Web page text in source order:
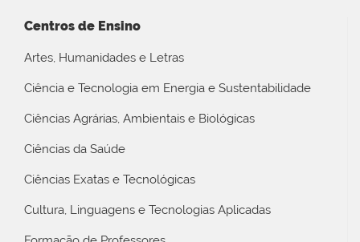
Centros de Ensino
Artes, Humanidades e Letras
Ciência e Tecnologia em Energia e Sustentabilidade
Ciências Agrárias, Ambientais e Biológicas
Ciências da Saúde
Ciências Exatas e Tecnológicas
Cultura, Linguagens e Tecnologias Aplicadas